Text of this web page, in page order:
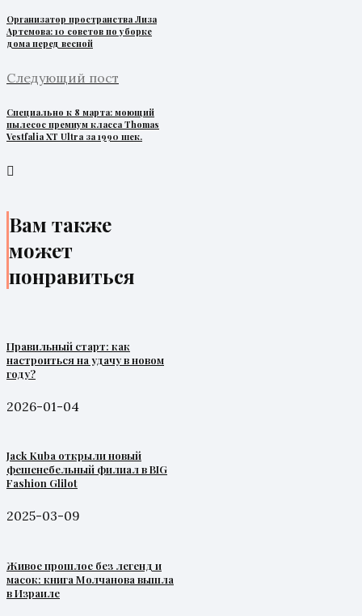
Организатор пространства Лиза
Артемова: 10 советов по уборке
дома перед весной
Следующий пост
Специально к 8 марта: моющий
пылесос премиум класса Thomas
Vestfalia XT Ultra за 1990 шек.
Вам также
может
понравиться
Правильный старт: как
настроиться на удачу в новом
году?
2026-01-04
Jack Kuba открыли новый
фешенебельный филиал в BIG
Fashion Glilot
2025-03-09
Живое прошлое без легенд и
масок: книга Молчанова вышла
в Израиле